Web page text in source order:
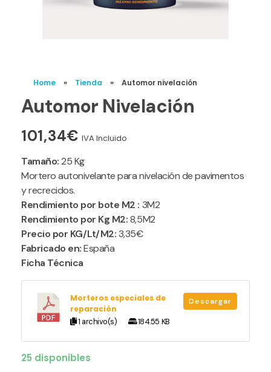
Home » Tienda » Automor nivelación
Automor Nivelación
101,34€ IVA Incluido
Tamaño:25 Kg
Mortero autonivelante para nivelación de pavimentos
y recrecidos.
Rendimiento por bote M2 : 3M2
Rendimiento por Kg M2:8,5M2
Precio por KG/Lt/M2:3,35€
Fabricado en:España
Ficha Técnica
Morteros especiales de
reparación
1 archivo(s)
184.55 KB
Descargar
25 disponibles